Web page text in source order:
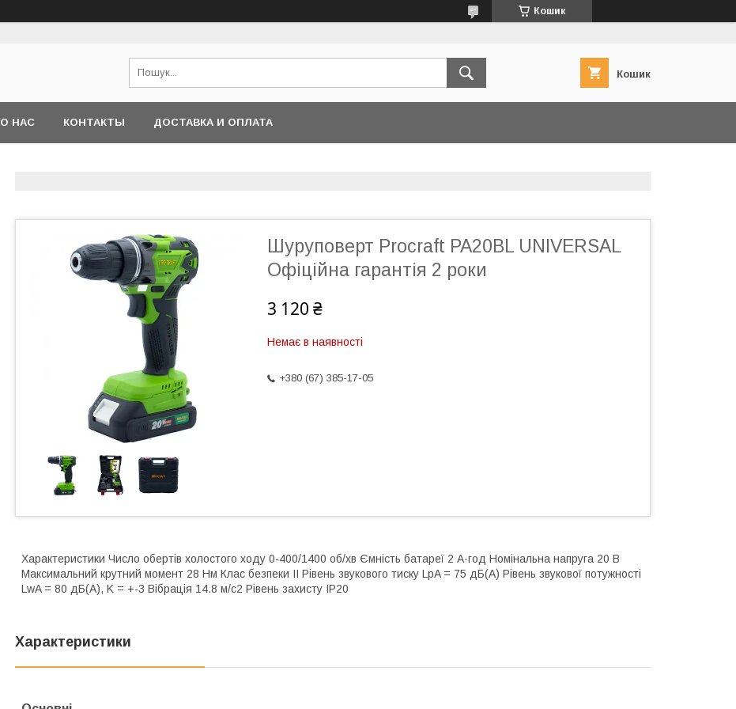
Кошик
Кошик
О НАС КОНТАКТЫ ДОСТАВКА И ОПЛАТА
Шуруповерт Procraft PA20BL UNIVERSAL
Офіційна гарантія 2 роки
3 120 ₴
Немає в наявності
+380 (67) 385-17-05
Характеристики Число обертів холостого ходу 0-400/1400 об/хв Ємність батареї 2 А·год Номінальна напруга 20 В
Максимальний крутний момент 28 Нм Клас безпеки II Рівень звукового тиску LpA = 75 дБ(А) Рівень звукової потужності
LwA = 80 дБ(А), K = +-3 Вібрація 14.8 м/с2 Рівень захисту IP20
Характеристики